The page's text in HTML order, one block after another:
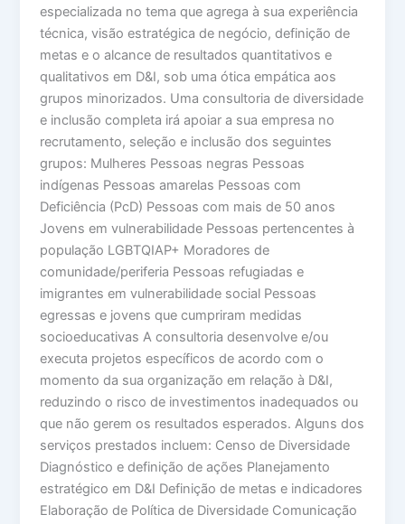
especializada no tema que agrega à sua experiência
técnica, visão estratégica de negócio, definição de
metas e o alcance de resultados quantitativos e
qualitativos em D&I, sob uma ótica empática aos
grupos minorizados. Uma consultoria de diversidade
e inclusão completa irá apoiar a sua empresa no
recrutamento, seleção e inclusão dos seguintes
grupos: Mulheres Pessoas negras Pessoas
indígenas Pessoas amarelas Pessoas com
Deficiência (PcD) Pessoas com mais de 50 anos
Jovens em vulnerabilidade Pessoas pertencentes à
população LGBTQIAP+ Moradores de
comunidade/periferia Pessoas refugiadas e
imigrantes em vulnerabilidade social Pessoas
egressas e jovens que cumpriram medidas
socioeducativas A consultoria desenvolve e/ou
executa projetos específicos de acordo com o
momento da sua organização em relação à D&I,
reduzindo o risco de investimentos inadequados ou
que não gerem os resultados esperados. Alguns dos
serviços prestados incluem: Censo de Diversidade
Diagnóstico e definição de ações Planejamento
estratégico em D&I Definição de metas e indicadores
Elaboração de Política de Diversidade Comunicação